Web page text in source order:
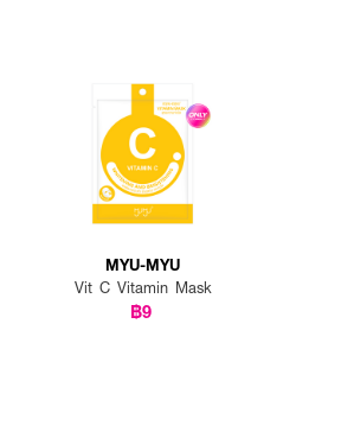
MYU-MYU
Vit C Vitamin Mask
฿9